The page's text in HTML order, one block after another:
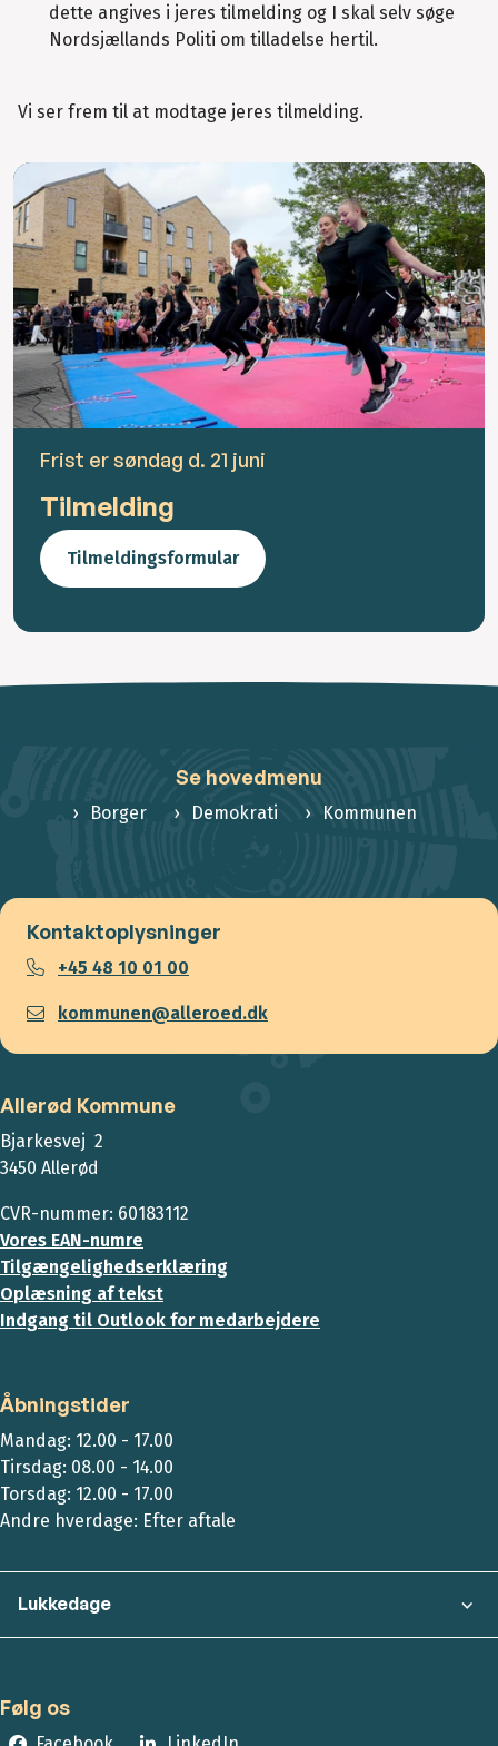
dette angives i jeres tilmelding og I skal selv søge
Nordsjællands Politi om tilladelse hertil.
Vi ser frem til at modtage jeres tilmelding.
Frist er søndag d. 21 juni
Tilmelding
Tilmeldingsformular
Se hovedmenu
Borger Demokrati Kommunen
Kontaktoplysninger
+45 48 10 01 00
kommunen@alleroed.dk
Allerød Kommune
Bjarkesvej 2
3450 Allerød
CVR-nummer: 60183112
Vores EAN-numre
Tilgængelighedserklæring
Oplæsning af tekst
Indgang til Outlook for medarbejdere
Åbningstider
Mandag: 12.00 - 17.00
Tirsdag: 08.00 - 14.00
Torsdag: 12.00 - 17.00
Andre hverdage: Efter aftale
Lukkedage
Følg os